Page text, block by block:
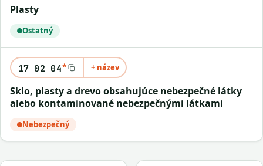
plasty
Ostatný
17 02 04* + název
sklo, plasty a drevo obsahujúce nebezpečné látky
alebo kontaminované nebezpečnými látkami
Nebezpečný